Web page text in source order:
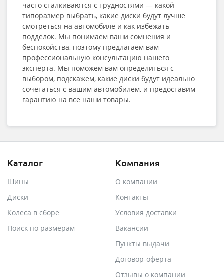
часто сталкиваются с трудностями — какой
типоразмер выбрать, какие диски будут лучше
смотреться на автомобиле и как избежать
подделок. Мы понимаем ваши сомнения и
беспокойства, поэтому предлагаем вам
профессиональную консультацию нашего
эксперта. Мы поможем вам определиться с
выбором, подскажем, какие диски будут идеально
сочетаться с вашим автомобилем, и предоставим
гарантию на все наши товары.
Каталог
Шины
Диски
Колеса в сборе
Поиск по размерам
Компания
О компании
Контакты
Условия доставки
Вакансии
Пункты выдачи
Договор-оферта
Отзывы о компании